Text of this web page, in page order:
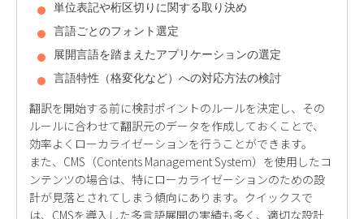
単位表記や桁区切りに関する取り決め
言語ごとのフォント選定
展開言語を踏まえたアプリケーションの選定
言語特性（格変化など）への対応方法の検討
翻訳を開始する前に検討ポイントのルールを決定し、その
ルールに合わせて翻訳元のデータを作成しておくことで、
効率よくローカライゼーションを行うことができます。
また、CMS（Contents Management System）を使用したコ
ンテンツの場合は、特にローカライゼーションのための設
計が見落とされてしまう傾向にあります。クイックスで
は、CMSを導入した多言語展開の実績も多く、適切な設計